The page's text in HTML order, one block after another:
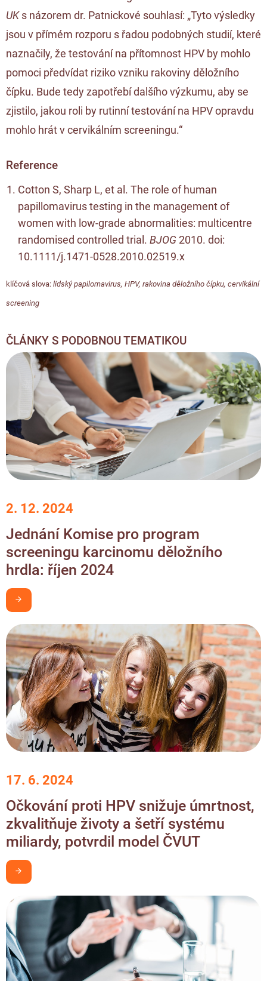
UKs názorem dr. Patnickové souhlasí: „Tyto výsledky
jsou v přímém rozporu s řadou podobných studií, které
naznačily, že testování na přítomnost HPV by mohlo
pomoci předvídat riziko vzniku rakoviny děložního
čípku. Bude tedy zapotřebí dalšího výzkumu, aby se
zjistilo, jakou roli by rutinní testování na HPV opravdu
mohlo hrát v cervikálním screeningu.“
Reference
Cotton S, Sharp L, et al. The role of human
papillomavirus testing in the management of
women with low-grade abnormalities: multicentre
randomised controlled trial. BJOG2010. doi:
10.1111/j.1471-0528.2010.02519.x
klíčová slova: lidský papilomavirus, HPV, rakovina děložního čípku, cervikální
screening
ČLÁNKY S PODOBNOU TEMATIKOU
2. 12. 2024
Jednání Komise pro program
screeningu karcinomu děložního
hrdla: říjen 2024
17. 6. 2024
Očkování proti HPV snižuje úmrtnost,
zkvalitňuje životy a šetří systému
miliardy, potvrdil model ČVUT